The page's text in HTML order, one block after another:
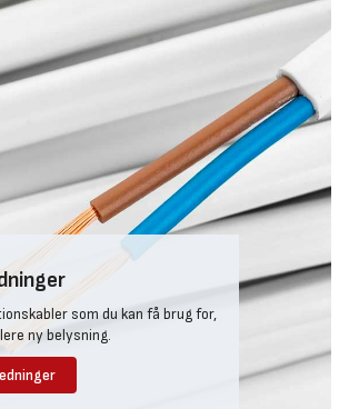
som du kan få brug for,
ny belysning.